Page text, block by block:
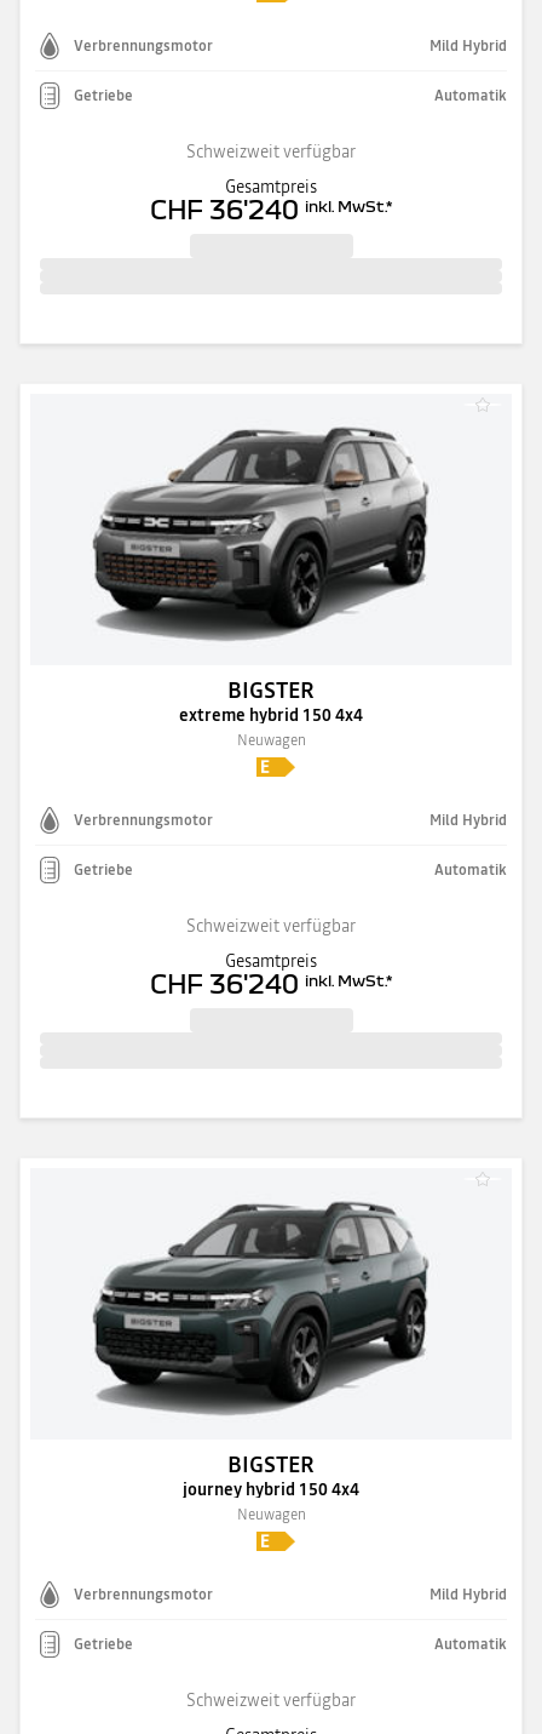
Verbrennungsmotor Mild Hybrid
Getriebe Automatik
Schweizweit verfügbar
Gesamtpreis
CHF 36'240 inkl. MwSt.*
BIGSTER
extreme hybrid 150 4x4
Neuwagen
Verbrennungsmotor Mild Hybrid
Getriebe Automatik
Schweizweit verfügbar
Gesamtpreis
CHF 36'240 inkl. MwSt.*
BIGSTER
journey hybrid 150 4x4
Neuwagen
Verbrennungsmotor Mild Hybrid
Getriebe Automatik
Schweizweit verfügbar